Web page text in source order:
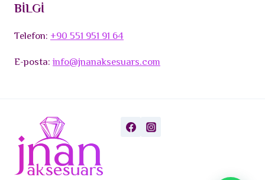
BİLGİ
Telefon:+90 551 951 91 64
E-posta:info@jnanaksesuars.com